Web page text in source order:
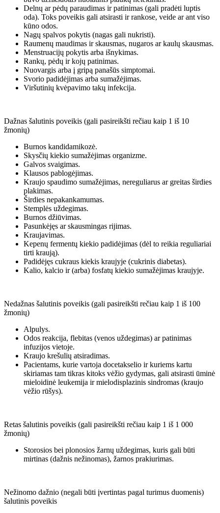
Delnų ar pėdų paraudimas ir patinimas (gali pradėti luptis
oda). Toks poveikis gali atsirasti ir rankose, veide ar ant viso
kūno odos.
Nagų spalvos pokytis (nagas gali nukristi).
Raumenų maudimas ir skausmas, nugaros ar kaulų skausmas.
Menstruacijų pokytis arba išnykimas.
Rankų, pėdų ir kojų patinimas.
Nuovargis arba į gripą panašūs simptomai.
Svorio padidėjimas arba sumažėjimas.
Viršutinių kvėpavimo takų infekcija.
Dažnas šalutinis poveikis (gali pasireikšti rečiau kaip 1 iš 10
žmonių)
Burnos kandidamikozė.
Skysčių kiekio sumažėjimas organizme.
Galvos svaigimas.
Klausos pablogėjimas.
Kraujo spaudimo sumažėjimas, nereguliarus ar greitas širdies
plakimas.
Širdies nepakankamumas.
Stemplės uždegimas.
Burnos džiūvimas.
Pasunkėjęs ar skausmingas rijimas.
Kraujavimas.
Kepenų fermentų kiekio padidėjimas (dėl to reikia reguliariai
tirti kraują).
Padidėjęs cukraus kiekis kraujyje (cukrinis diabetas).
Kalio, kalcio ir (arba) fosfatų kiekio sumažėjimas kraujyje.
Nedažnas šalutinis poveikis (gali pasireikšti rečiau kaip 1 iš 100
žmonių)
Alpulys.
Odos reakcija, flebitas (venos uždegimas) ar patinimas
infuzijos vietoje.
Kraujo krešulių atsiradimas.
Pacientams, kurie vartoja docetakselio ir kuriems kartu
skiriamas tam tikras kitoks vėžio gydymas, gali atsirasti ūminė
mieloidinė leukemija ir mielodisplazinis sindromas (kraujo
vėžio rūšys).
Retas šalutinis poveikis (gali pasireikšti rečiau kaip 1 iš 1 000
žmonių)
Storosios bei plonosios žarnų uždegimas, kuris gali būti
mirtinas (dažnis nežinomas), žarnos prakiurimas.
Nežinomo dažnio (negali būti įvertintas pagal turimus duomenis)
šalutinis poveikis